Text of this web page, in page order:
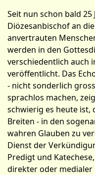
Seit nun schon bald 25
Diözesanbischof an
anvertrauten
werden in den
verschiedentlich auch
veröffentlicht. Das
- nicht sonderlich
sprachlos machen,
schwierig es heute ist,
Breiten - in den
wahren Glauben zu
Dienst der
Predigt und
direkter oder